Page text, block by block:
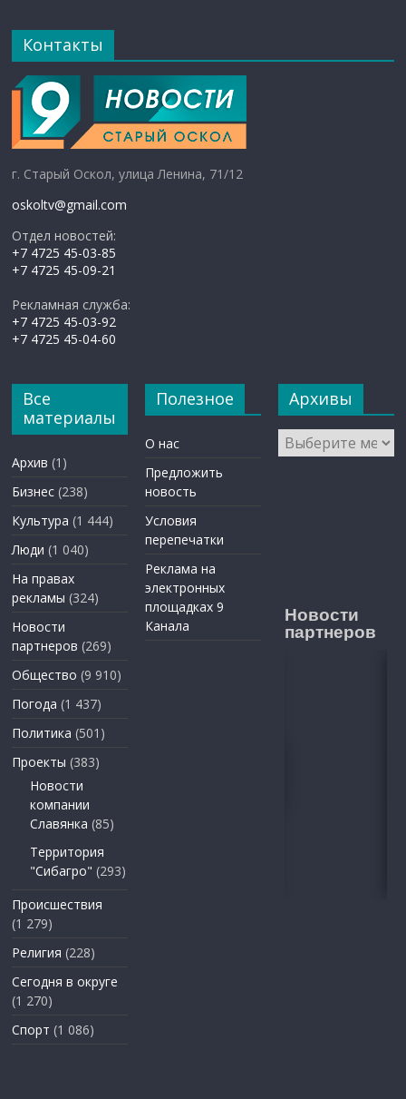
Контакты
г. Старый Оскол, улица Ленина, 71/12
oskoltv@gmail.com
Отдел новостей:
+7 4725 45-03-85
+7 4725 45-09-21
Рекламная служба:
+7 4725 45-03-92
+7 4725 45-04-60
Все
материалы
Архив (1)
Бизнес (238)
Культура (1 444)
Люди (1 040)
На правах
рекламы (324)
Новости
партнеров (269)
Общество (9 910)
Погода (1 437)
Политика (501)
Проекты (383)
Новости
компании
Славянка (85)
Территория
"Сибагро" (293)
Происшествия
(1 279)
Религия (228)
Сегодня в округе
(1 270)
Спорт (1 086)
Полезное
О нас
Предложить
новость
Условия
перепечатки
Реклама на
электронных
площадках 9
Канала
Архивы
Архивы
Новости
партнеров